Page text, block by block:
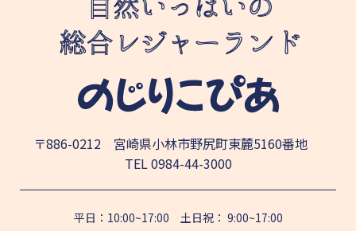
〒886-0212 宮崎県小林市野尻町東麓5160番地
TEL0984-44-3000
平日：10:00~17:00 土日祝： 9:00~17:00